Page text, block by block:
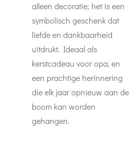
alleen decoratie; het is een
symbolisch geschenk dat
liefde en dankbaarheid
uitdrukt. Ideaal als
kerstcadeau voor opa, en
een prachtige herinnering
die elk jaar opnieuw aan de
boom kan worden
gehangen.